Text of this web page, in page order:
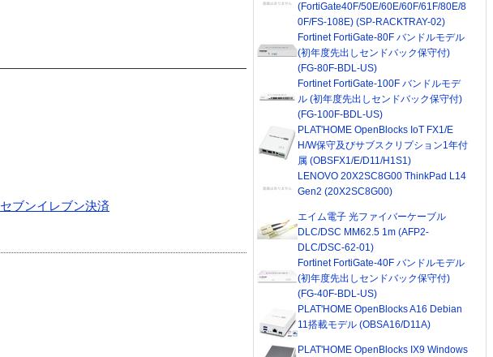
セブンイレブン決済
(FortiGate40F/50E/60E/60F/61F/80E/8
0F/FS-108E) (SP-RACKTRAY-02)
Fortinet FortiGate-80F バンドルモデル
(初年度先出しセンドバック保守付)
(FG-80F-BDL-US)
Fortinet FortiGate-100F バンドルモデ
ル (初年度先出しセンドバック保守付)
(FG-100F-BDL-US)
PLAT'HOME OpenBlocks IoT FX1/E
H/W保守及びサブスクリプション1年付
属 (OBSFX1/E/D11/H1S1)
LENOVO 20X2SC8G00 ThinkPad L14
Gen2 (20X2SC8G00)
エイム電子 光ファイバーケーブル
DLC/DSC MM62.5 1m (AFP2-
DLC/DSC-62-01)
Fortinet FortiGate-40F バンドルモデル
(初年度先出しセンドバック保守付)
(FG-40F-BDL-US)
PLAT'HOME OpenBlocks A16 Debian
11搭載モデル (OBSA16/D11A)
PLAT'HOME OpenBlocks IX9 Windows